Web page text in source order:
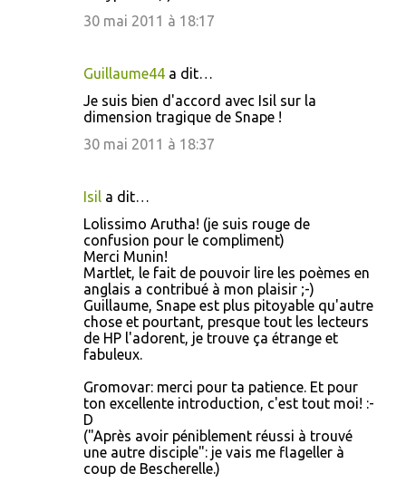
30 mai 2011 à 18:17
Guillaume44 a dit…
Je suis bien d'accord avec Isil sur la
dimension tragique de Snape !
30 mai 2011 à 18:37
Isil a dit…
Lolissimo Arutha! (je suis rouge de
confusion pour le compliment)
Merci Munin!
Martlet, le fait de pouvoir lire les poèmes en
anglais a contribué à mon plaisir ;-)
Guillaume, Snape est plus pitoyable qu'autre
chose et pourtant, presque tout les lecteurs
de HP l'adorent, je trouve ça étrange et
fabuleux.
Gromovar: merci pour ta patience. Et pour
ton excellente introduction, c'est tout moi! :-
D
("Après avoir péniblement réussi à trouvé
une autre disciple": je vais me flageller à
coup de Bescherelle.)